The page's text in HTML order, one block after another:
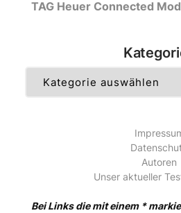
TAG Heuer Connected
Autoren
Unser aktueller
Bei Links die mit einem *